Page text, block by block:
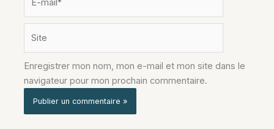
mail*
Enregistrer mon nom, mon e-mail et mon site dans le
navigateur pour mon prochain commentaire.